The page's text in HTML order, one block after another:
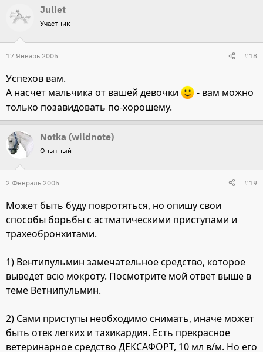
Juliet
Участник
17 Январь 2005 #18
Успехов вам.
А насчет мальчика от вашей девочки
- вам можно
только позавидовать по-хорошему.
Notka (wildnote)
Опытный
2 Февраль 2005 #19
Может быть буду повротяться, но опишу свои
способы борьбы с астматическими приступами и
трахеобронхитами.
1) Вентипульмин замечательное средство, которое
выведет всю мокроту. Посмотрите мой ответ выше в
теме Ветнипульмин.
2) Сами приступы необходимо снимать, иначе может
быть отек легких и тахикардия. Есть прекрасное
ветеринарное средство ДЕКСАФОРТ, 10 мл в/м. Но его